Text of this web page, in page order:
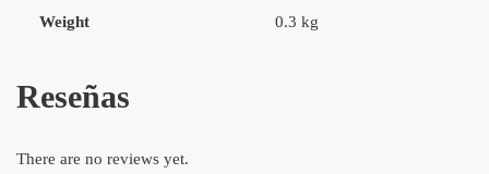
Weight 0.3 kg
Reseñas
There are no reviews yet.